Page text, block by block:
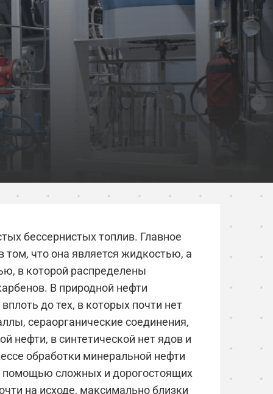
бессернистых топлив. Главное
том, что она является жидкостью, а
в которой распределены
В природной нефти
до тех, в которых почти нет
сераорганические соединения,
нефти, в синтетической нет ядов и
обработки минеральной нефти
помощью сложных и дорогостоящих
на исходе, максимально близки